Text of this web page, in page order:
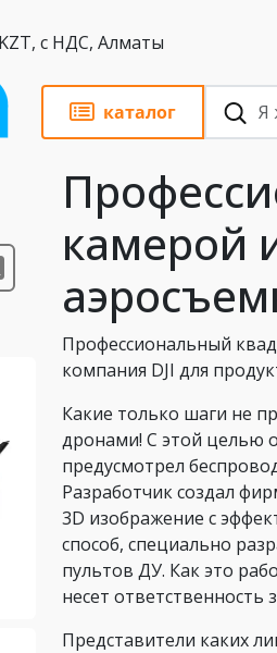
KZT, с НДС, Алматы
каталог
камерой
Профессиональный
компания DJI для
Какие только шаги не
дронами! С этой целью
предусмотрел
Разработчик создал
3D изображение с
способ, специально
пультов ДУ. Как это
несет
Представители каких